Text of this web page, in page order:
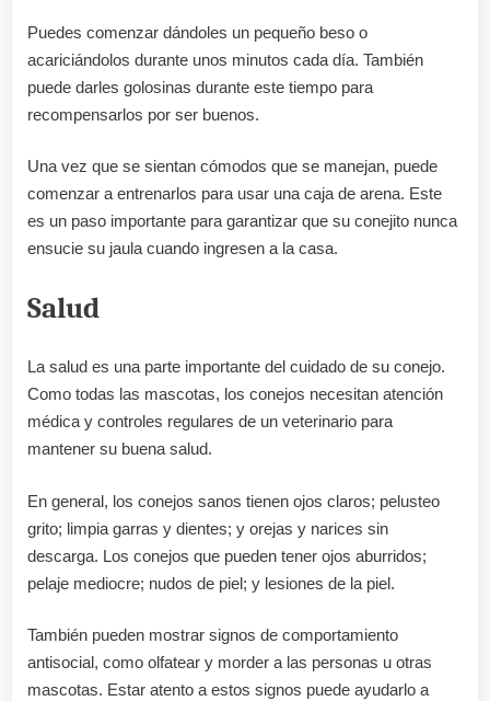
Puedes comenzar dándoles un pequeño beso o
acariciándolos durante unos minutos cada día. También
puede darles golosinas durante este tiempo para
recompensarlos por ser buenos.
Una vez que se sientan cómodos que se manejan, puede
comenzar a entrenarlos para usar una caja de arena. Este
es un paso importante para garantizar que su conejito nunca
ensucie su jaula cuando ingresen a la casa.
Salud
La salud es una parte importante del cuidado de su conejo.
Como todas las mascotas, los conejos necesitan atención
médica y controles regulares de un veterinario para
mantener su buena salud.
En general, los conejos sanos tienen ojos claros; pelusteo
grito; limpia garras y dientes; y orejas y narices sin
descarga. Los conejos que pueden tener ojos aburridos;
pelaje mediocre; nudos de piel; y lesiones de la piel.
También pueden mostrar signos de comportamiento
antisocial, como olfatear y morder a las personas u otras
mascotas. Estar atento a estos signos puede ayudarlo a